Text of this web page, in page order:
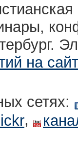
на сайт
сетях:
,